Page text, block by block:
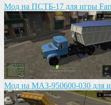
Мод на ПСТБ-17 для игры
Mод на МАЗ-950600-030 для